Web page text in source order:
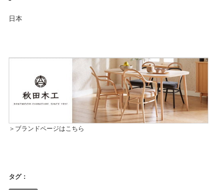
日本
＞ブランドページはこちら
タグ：